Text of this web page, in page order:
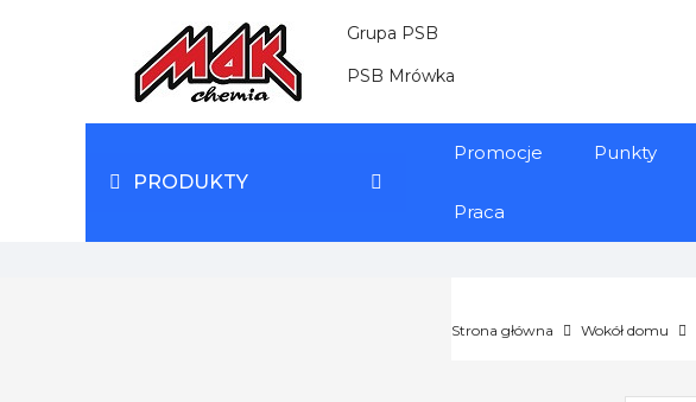
Grupa PSB
PSB Mrówka
PRODUKTY
Promocje Punkty
Praca
Strona główna Wokół domu